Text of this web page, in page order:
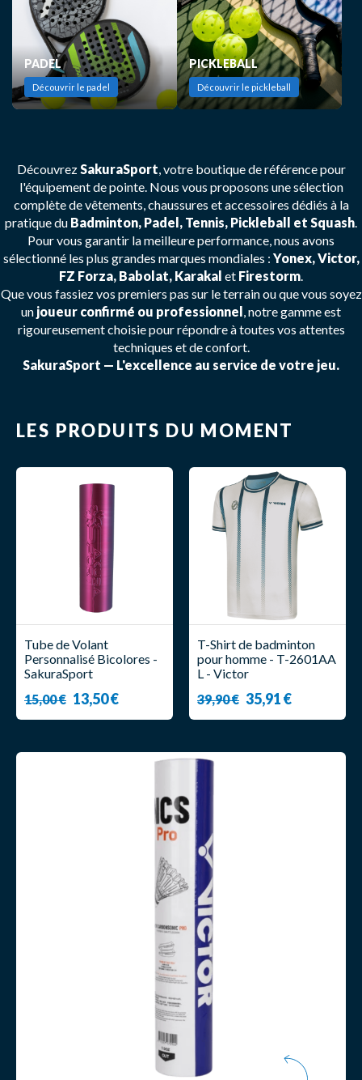
PADEL
Découvrir le padel
PICKLEBALL
Découvrir le pickleball
DécouvrezSakuraSport, votre boutique de référence pour
l'équipement de pointe. Nous vous proposons une sélection
complète de vêtements, chaussures et accessoires dédiés à la
pratique du Badminton, Padel, Tennis, Pickleball et Squash.
Pour vous garantir la meilleure performance, nous avons
sélectionné les plus grandes marques mondiales : Yonex, Victor,
FZ Forza, Babolat, Karakal et Firestorm.
Que vous fassiez vos premiers pas sur le terrain ou que vous soyez
un joueur confirmé ou professionnel, notre gamme est
rigoureusement choisie pour répondre à toutes vos attentes
techniques et de confort.
SakuraSport — L'excellence au service de votre jeu.
LES PRODUITS DU MOMENT
Tube de Volant
Personnalisé Bicolores -
SakuraSport
15,00 € 13,50 €
T-Shirt de badminton
pour homme - T-2601AA
L - Victor
39,90 € 35,91 €